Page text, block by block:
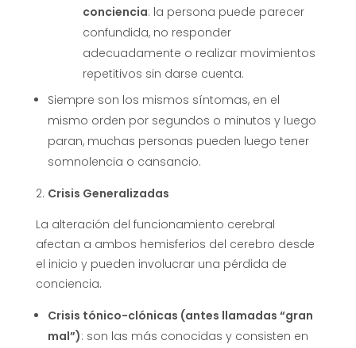
conciencia: la persona puede parecer
confundida, no responder
adecuadamente o realizar movimientos
repetitivos sin darse cuenta.
Siempre son los mismos síntomas, en el
mismo orden por segundos o minutos y luego
paran, muchas personas pueden luego tener
somnolencia o cansancio.
Crisis Generalizadas
La alteración del funcionamiento cerebral
afectan a ambos hemisferios del cerebro desde
el inicio y pueden involucrar una pérdida de
conciencia.
Crisis tónico-clónicas (antes llamadas “gran
mal”): son las más conocidas y consisten en